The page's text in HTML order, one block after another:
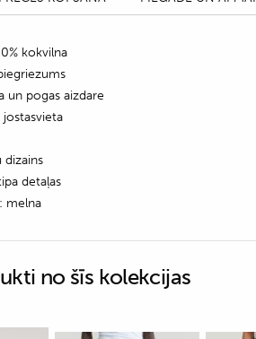
kokvilna
un pogas aizdare
jostasvieta
dizains
detaļas
melna
no šīs kolekcijas